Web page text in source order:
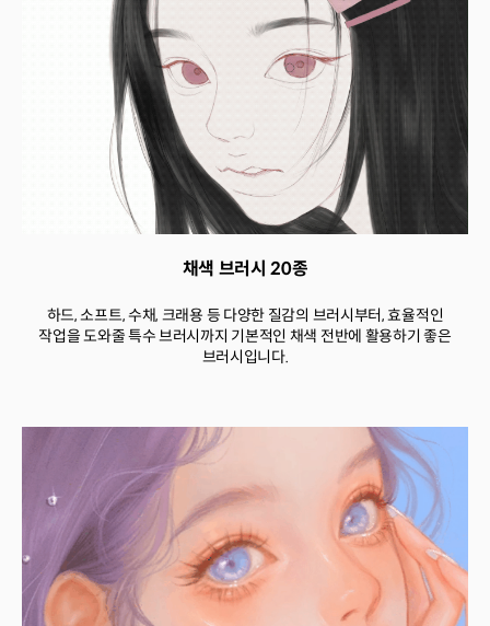
채색 브러시 20종
하드, 소프트, 수채, 크래용 등 다양한 질감의 브러시부터, 효율적인
작업을 도와줄 특수 브러시까지 기본적인 채색 전반에 활용하기 좋은
브러시입니다.